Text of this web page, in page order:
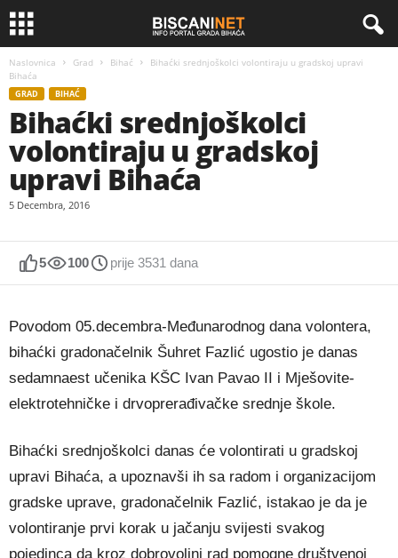
Naslovnica Grad Bihać
Bihaćki srednjoškolci volontiraju u gradskoj upravi
Bihaća
GRAD BIHAĆ
Bihaćki srednjoškolci
volontiraju u gradskoj
upravi Bihaća
5 Decembra, 2016
5 100 prije 3531 dana
Povodom 05.decembra-Međunarodnog dana volontera,
bihaćki gradonačelnik Šuhret Fazlić ugostio je danas
sedamnaest učenika KŠC Ivan Pavao II i Mješovite-
elektrotehničke i drvoprerađivačke srednje škole.
Bihaćki srednjoškolci danas će volontirati u gradskoj
upravi Bihaća, a upoznavši ih sa radom i organizacijom
gradske uprave, gradonačelnik Fazlić, istakao je da je
volontiranje prvi korak u jačanju svijesti svakog
pojedinca da kroz dobrovoljni rad pomogne društvenoj